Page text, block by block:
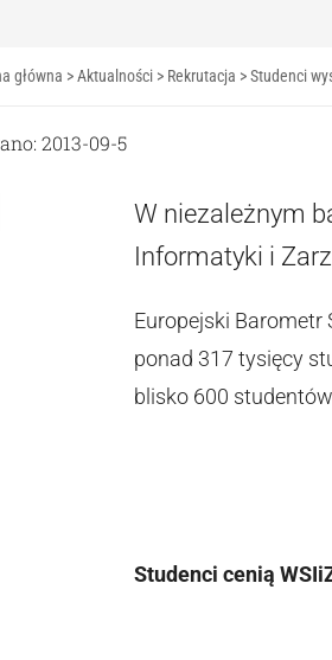
główna >Aktualności > Rekrutacja >Studenci
2013-09-5
W niezależnym
Informatyki i
Europejski Barometr
ponad 317 tysięcy
blisko 600
Studenci cenią